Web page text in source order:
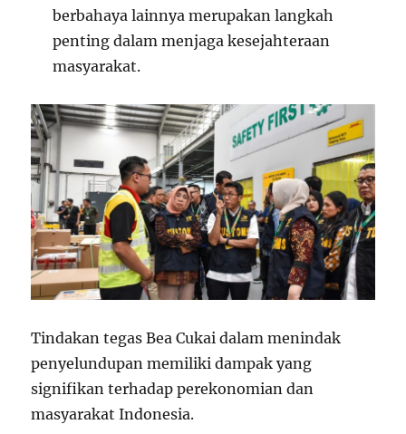
berbahaya lainnya merupakan langkah
penting dalam menjaga kesejahteraan
masyarakat.
Tindakan tegas Bea Cukai dalam menindak
penyelundupan memiliki dampak yang
signifikan terhadap perekonomian dan
masyarakat Indonesia.